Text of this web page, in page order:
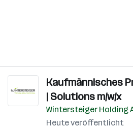
Kaufmännisches
| Solutions m/w/x
Wintersteiger Holding
Heute veröffentlicht